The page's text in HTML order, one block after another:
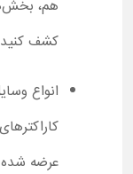
هم،
کشف
انواع
عرضه